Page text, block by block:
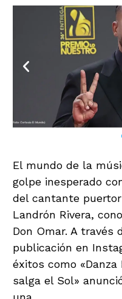
El mundo de la
golpe inesperado
del cantante
Landrón Rivera,
Don Omar. A través
publicación en
éxitos como
salga el Sol»